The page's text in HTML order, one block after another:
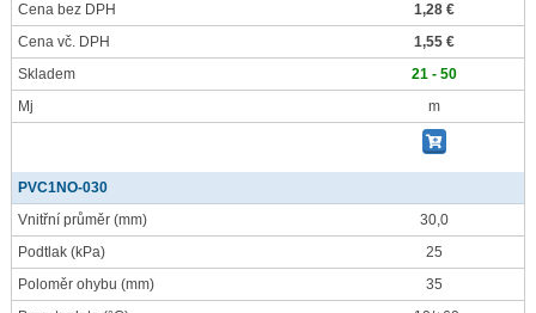
Cena bez DPH
1,28 €
Cena vč. DPH
1,55 €
Skladem
21 - 50
Mj
m
PVC1NO-030
Vnitřní průměr (mm)
30,0
Podtlak (kPa)
25
Poloměr ohybu (mm)
35